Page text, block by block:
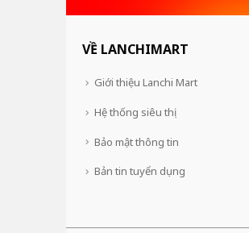
VỀ LANCHIMART
Giới thiệu Lanchi Mart
Hệ thống siêu thị
Bảo mật thông tin
Bản tin tuyển dụng